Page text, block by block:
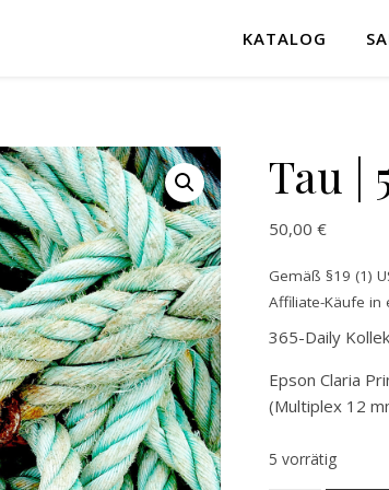
KATALOG
Tau |
50,00 €
Gemäß §19 (1)
Affiliate-Käufe in
365-Daily
Epson Claria
(Multiplex 12
5 vorrätig